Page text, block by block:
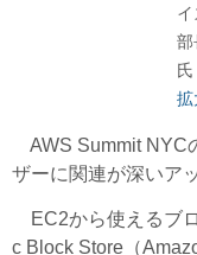
部
氏
拡
AWS Summit NYC
ザーに関連が深いア
EC2から使えるブ
c Block Store（